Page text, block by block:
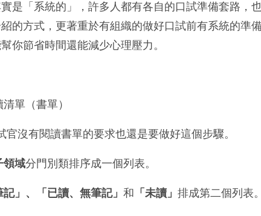
是「系統的」，許多人都有各自的口試準備套路，
的方式，更著重於有組織的做好口試前有系統的準
你節省時間還能減少心理壓力。
單（書單）
沒有閱讀書單的要求也還是要做好這個步驟。
領域分門別類排序成一個列表。
記」、「已讀、無筆記」和 「未讀」排成第二個列表